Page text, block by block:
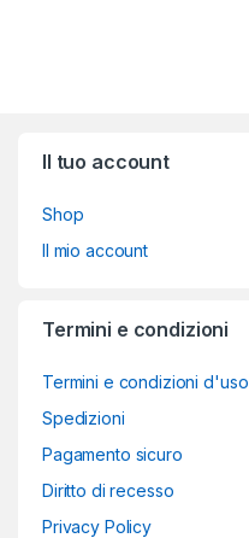
Il tuo account
Shop
Il mio account
Termini e condizioni
Termini e condizioni d'uso
Spedizioni
Pagamento sicuro
Diritto di recesso
Privacy Policy